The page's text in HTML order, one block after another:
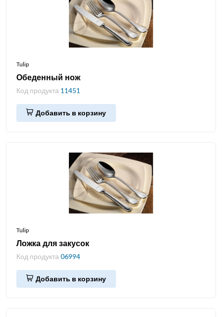
Tulip
Обеденный нож
Код продукта 11451
Добавить в корзину
Tulip
Ложка для закусок
Код продукта 06994
Добавить в корзину